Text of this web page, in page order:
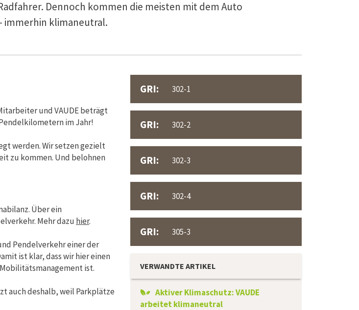
Dennoch kommen die meisten mit dem Auto
immerhin klimaneutral.
und VAUDE beträgt
im Jahr!
werden. Wir setzen gezielt
zu kommen. Und belohnen
Über ein
Mehr dazu hier.
Pendelverkehr einer der
ist klar, dass wir hier einen
ist.
auch deshalb, weil Parkplätze
GRI: 302-1
GRI: 302-2
GRI: 302-3
GRI: 302-4
GRI: 305-3
VERWANDTE ARTIKEL
Aktiver Klimaschutz: VAUDE
arbeitet klimaneutral